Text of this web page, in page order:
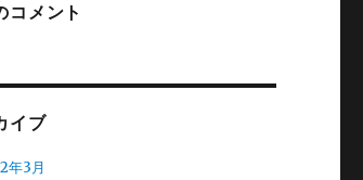
コメント
イブ
年3月